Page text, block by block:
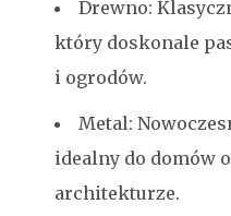
Drewno:
który doskonale
i ogrodów.
Metal:
idealny do domów
architekturze.